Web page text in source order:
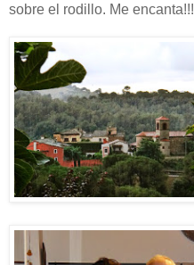
sobre el rodillo. Me encanta!!!